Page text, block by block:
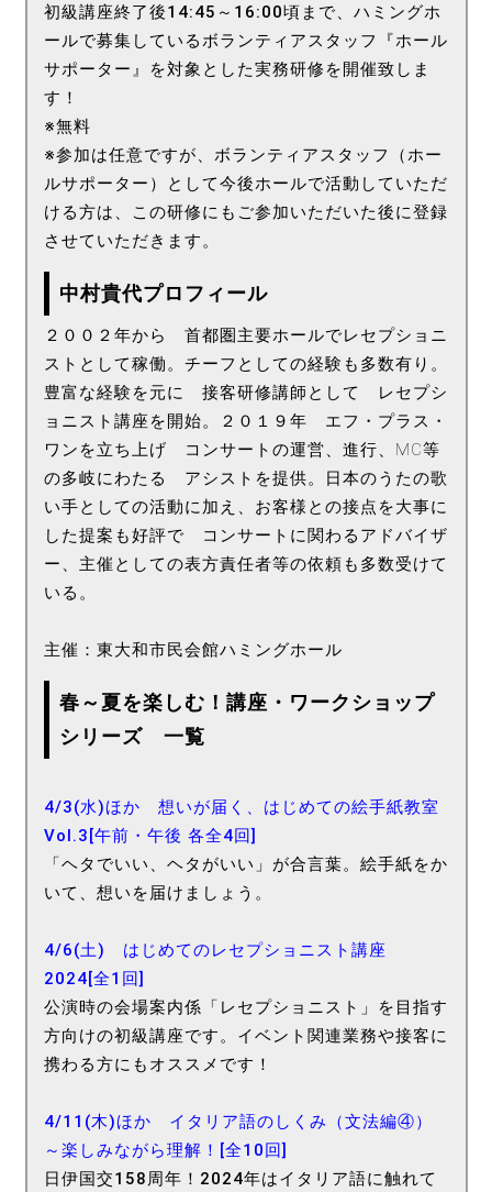
初級講座終了後14:45～16:00頃まで、ハミングホ
ールで募集しているボランティアスタッフ『ホール
サポーター』を対象とした実務研修を開催致しま
す！
※無料
※参加は任意ですが、ボランティアスタッフ（ホー
ルサポーター）として今後ホールで活動していただ
ける方は、この研修にもご参加いただいた後に登録
させていただきます。
中村貴代プロフィール
２００２年から 首都圏主要ホールでレセプショニ
ストとして稼働。チーフとしての経験も多数有り。
豊富な経験を元に 接客研修講師として レセプシ
ョニスト講座を開始。２０１９年 エフ・プラス・
ワンを立ち上げ コンサートの運営、進行、MC等
の多岐にわたる アシストを提供。日本のうたの歌
い手としての活動に加え、お客様との接点を大事に
した提案も好評で コンサートに関わるアドバイザ
ー、主催としての表方責任者等の依頼も多数受けて
いる。
主催：東大和市民会館ハミングホール
春～夏を楽しむ！講座・ワークショップ
シリーズ 一覧
4/3(水)ほか 想いが届く、はじめての絵手紙教室
Vol.3[午前・午後 各全4回]
「ヘタでいい、ヘタがいい」が合言葉。絵手紙をか
いて、想いを届けましょう。
4/6(土) はじめてのレセプショニスト講座
2024[全1回]
公演時の会場案内係「レセプショニスト」を目指す
方向けの初級講座です。イベント関連業務や接客に
携わる方にもオススメです！
4/11(木)ほか イタリア語のしくみ（文法編④）
～楽しみながら理解！[全10回]
日伊国交158周年！2024年はイタリア語に触れて